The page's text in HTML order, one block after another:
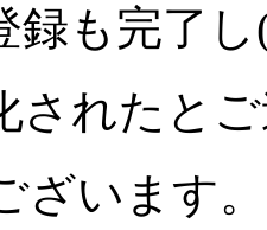
録も完了
されたと
ざいます。